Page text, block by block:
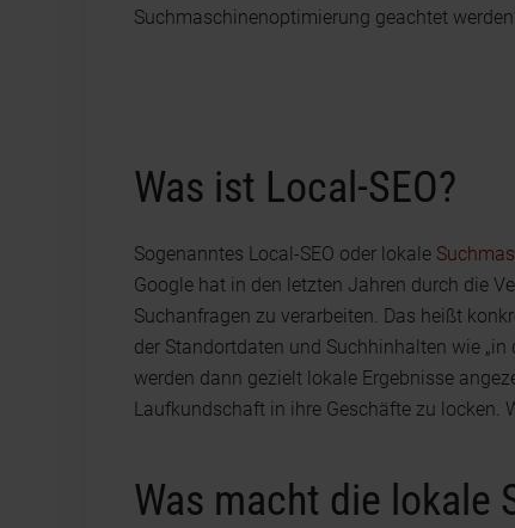
Suchmaschinenoptimierung geachtet
Was ist Local-SEO?
Sogenanntes Local-SEO oder lokale
Google hat in den letzten Jahren durch die
Suchanfragen zu verarbeiten. Das heißt
der Standortdaten und Suchhinhalten wie
werden dann gezielt lokale Ergebnisse
Laufkundschaft in ihre Geschäfte zu locken.
Was macht die lokale